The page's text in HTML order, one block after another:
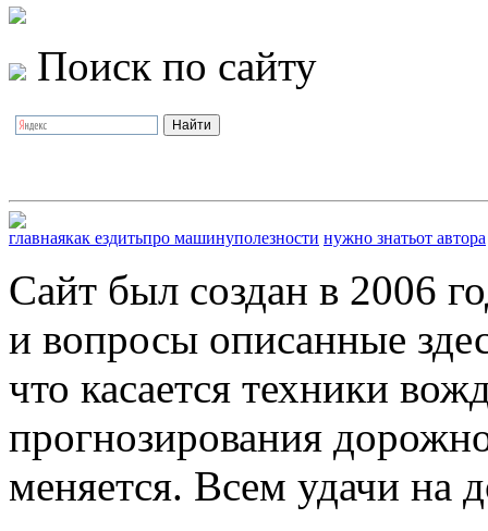
Поиск по сайту
главнаякак ездитьпро машинуполезности нужно знатьот автора
Сайт был создан в 2006
и вопросы описанные
что касается техники
прогнозирования
меняется. Всем удачи на